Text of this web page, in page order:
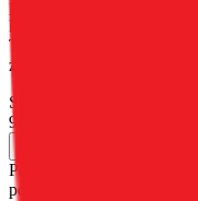
pouzdra a umožňuje vám
kůže dodává pouzdru
TPU usnadňuje vložení
zajišťuje pevné držení a
Skladem 93 ks u dodavatele
90 Kč
Petr Matyáš, IČ:
podnikající dle